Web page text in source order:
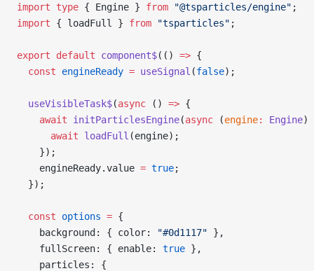
import type { Engine } from "@tsparticles/engine" ;
import { loadFull } from "tsparticles" ;
export default component$(() => {
  const
engineReady = useSignal (false);
  useVisibleTask$
(async () => {
    await
initParticlesEngine(async (engine: Engine)
      await
loadFull (engine);
    });
    engineReady.value
= true;
  });
  const
options = {
    background: { color:
"#0d1117" },
    fullScreen: { enable:
true },
    particles: {